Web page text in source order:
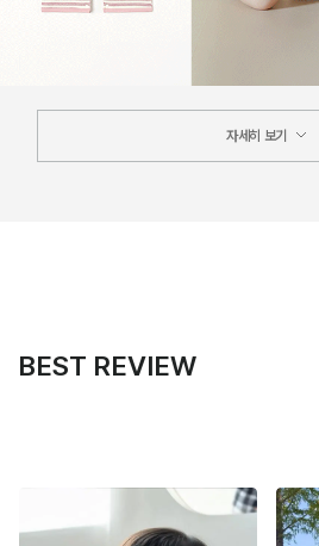
자세히 보기
BEST REVIEW